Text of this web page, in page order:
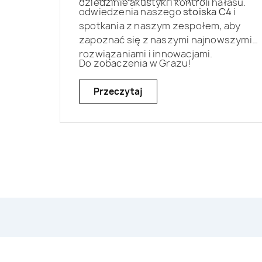
odwiedzenia naszegostoiska C4 i
spotkania z naszym zespołem, aby
zapoznać się z naszymi najnowszymi
rozwiązaniami i innowacjami.
Do zobaczenia w Grazu!
Przeczytaj